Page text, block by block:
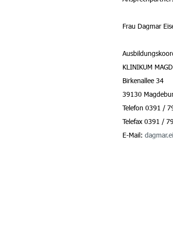
Frau Dagmar
KLINIKUM
Birkenallee 34
39130
Telefon 0391 /
Telefax 0391 /
E-Mail: